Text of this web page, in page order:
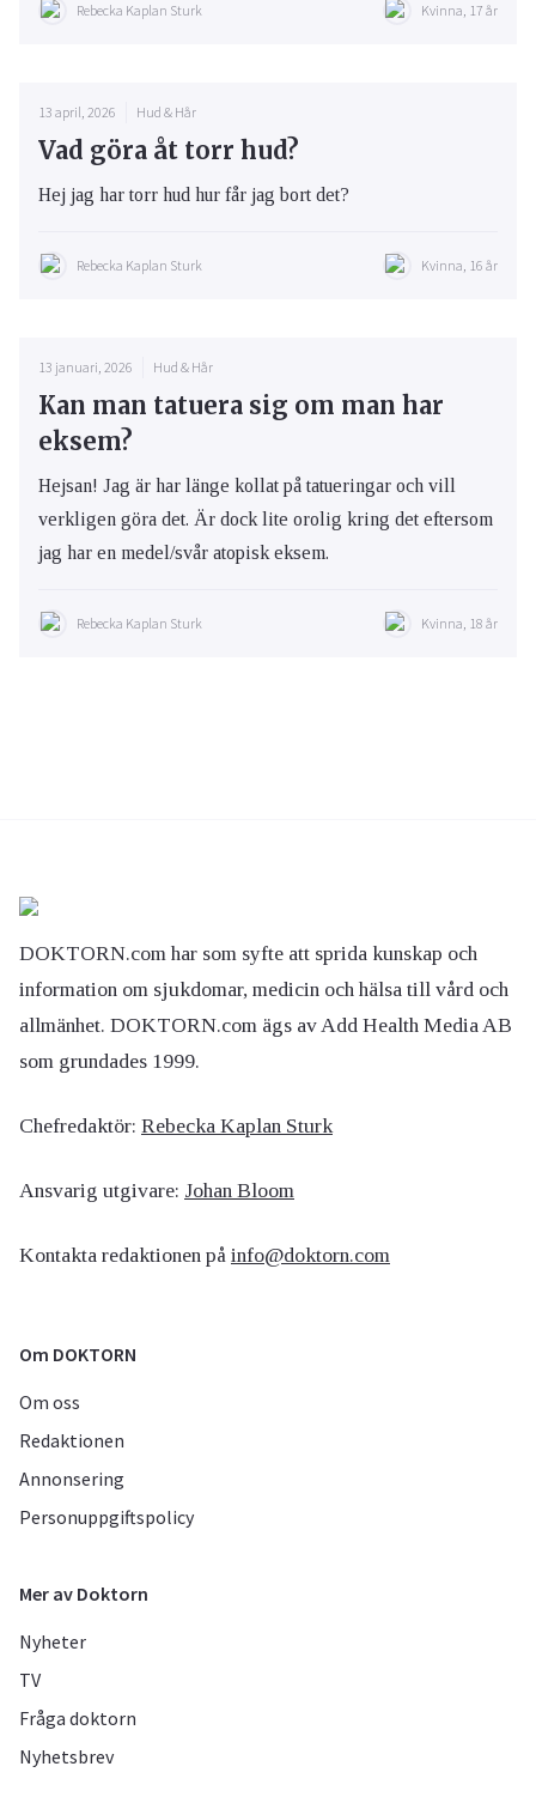
Rebecka Kaplan Sturk Kvinna, 17 år
13 april, 2026 Hud & Hår
Vad göra åt torr hud?
Hej jag har torr hud hur får jag bort det?
Rebecka Kaplan Sturk Kvinna, 16 år
13 januari, 2026 Hud & Hår
Kan man tatuera sig om man har
eksem?
Hejsan! Jag är har länge kollat på tatueringar och vill
verkligen göra det. Är dock lite orolig kring det eftersom
jag har en medel/svår atopisk eksem.
Rebecka Kaplan Sturk Kvinna, 18 år
DOKTORN.com har som syfte att sprida kunskap och
information om sjukdomar, medicin och hälsa till vård och
allmänhet. DOKTORN.com ägs av Add Health Media AB
som grundades 1999.
Chefredaktör: Rebecka Kaplan Sturk
Ansvarig utgivare: Johan Bloom
Kontakta redaktionen på info@doktorn.com
Om DOKTORN
Om oss
Redaktionen
Annonsering
Personuppgiftspolicy
Mer av Doktorn
Nyheter
TV
Fråga doktorn
Nyhetsbrev